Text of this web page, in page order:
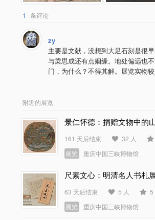
1 条评论
zy
主要是文献，没想到大足石刻是很
与梁思成还有点姻缘。地处偏远也
门，为什么？不得其解。展览实物
附近的展览
景仁怀德：捐赠文物中的
161 天后结束 32 人
展览
重庆中国三峡博物馆
尺素文心：明清名人书札
63 天后结束 5 人
5
展览
重庆中国三峡博物馆